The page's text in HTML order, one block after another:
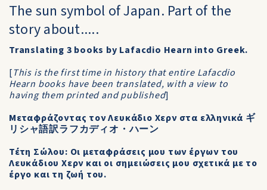
The sun symbol of Japan. Part of the
story about.....
Translating 3 books by Lafacdio Hearn into Greek.
[This is the first time in history that entire Lafacdio
Hearn books have been translated, with a view to
having them printed and published]
Μεταφράζοντας τον Λευκάδιο Χερν στα ελληνικά ギ
リシャ語訳ラフカディオ・ハーン
Τέτη Σώλου: Οι μεταφράσεις μου των έργων του
Λευκάδιου Χερν και οι σημειώσεις μου σχετικά με το
έργο και τη ζωή του.